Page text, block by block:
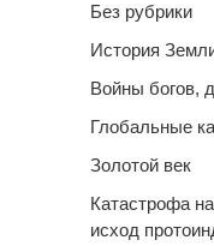
Без рубрики
История
Войны богов,
Глобальные
Золотой век
Катастрофа
исход